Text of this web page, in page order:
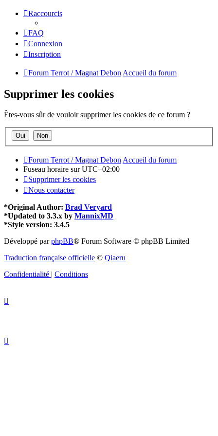
Raccourcis
FAQ
Connexion
Inscription
Forum Terrot / Magnat Debon Accueil du forum
Supprimer les cookies
Êtes-vous sûr de vouloir supprimer les cookies de ce forum ?
Forum Terrot / Magnat DebonAccueil du forum
Fuseau horaire surUTC+02:00
Supprimer les cookies
Nous contacter
*Original Author: Brad Veryard
*Updated to 3.3.x by MannixMD
*Style version: 3.4.5
Développé parphpBB® Forum Software © phpBB Limited
Traduction française officielle © Qiaeru
Confidentialité | Conditions